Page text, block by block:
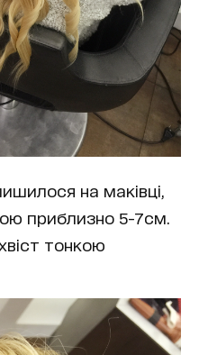
на маківці,
приблизно 5-7см.
тонкою